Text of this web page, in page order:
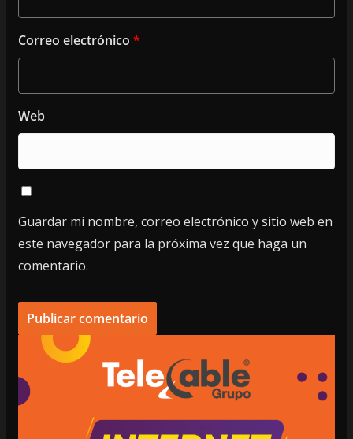
Correo electrónico *
Web
Guardar mi nombre, correo electrónico y sitio web en
este navegador para la próxima vez que haga un
comentario.